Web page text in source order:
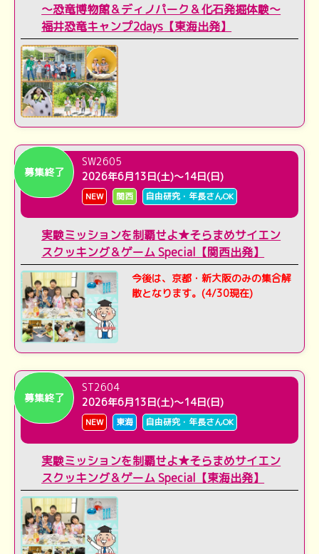
～恐竜博物館＆ディノパーク＆化石発掘体験～
福井恐竜キャンプ2days【東海出発】
募集終了
SW2605
2026年6月13日(土)～14日(日)
NEW 関西 自由研究・年長さんOK
実験ミッションを制覇せよ★そらまめサイエン
スクッキング＆ゲーム Special【関西出発】
今後は、京都・新大阪のみの集合解
散となります。(4/30現在)
募集終了
ST2604
2026年6月13日(土)～14日(日)
NEW 東海 自由研究・年長さんOK
実験ミッションを制覇せよ★そらまめサイエン
スクッキング＆ゲーム Special【東海出発】